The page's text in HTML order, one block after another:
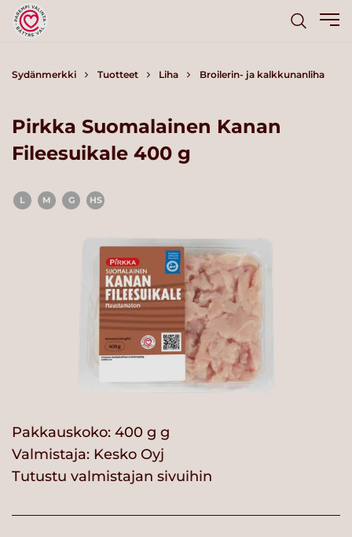
Sydänmerkki Tuotteet Liha Broilerin- ja kalkkunanliha
Pirkka Suomalainen Kanan
Fileesuikale 400 g
L M G HS
Pakkauskoko: 400 g g
Valmistaja: Kesko Oyj
Tutustu valmistajan sivuihin